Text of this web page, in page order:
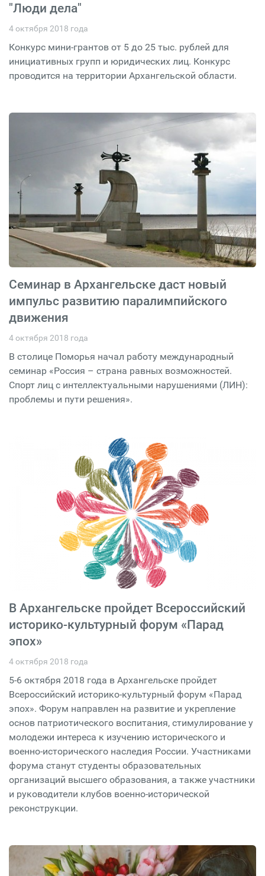
"Люди дела"
4 октября 2018 года
Конкурс мини-грантов от 5 до 25 тыс. рублей для
инициативных групп и юридических лиц. Конкурс
проводится на территории Архангельской области.
Семинар в Архангельске даст новый
импульс развитию паралимпийского
движения
4 октября 2018 года
В столице Поморья начал работу международный
семинар «Россия – страна равных возможностей.
Спорт лиц с интеллектуальными нарушениями (ЛИН):
проблемы и пути решения».
В Архангельске пройдет Всероссийский
историко-культурный форум «Парад
эпох»
4 октября 2018 года
5-6 октября 2018 года в Архангельске пройдет
Всероссийский историко-культурный форум «Парад
эпох». Форум направлен на развитие и укрепление
основ патриотического воспитания, стимулирование у
молодежи интереса к изучению исторического и
военно-исторического наследия России. Участниками
форума станут студенты образовательных
организаций высшего образования, а также участники
и руководители клубов военно-исторической
реконструкции.